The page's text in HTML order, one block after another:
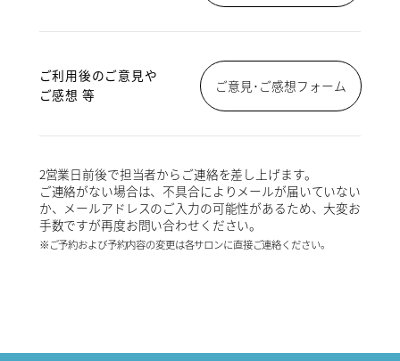
ご利用後のご意見や
ご感想 等
ご意見･ご感想フォーム
2営業日前後で担当者からご連絡を差し上げます。
ご連絡がない場合は、不具合によりメールが届いていない
か、メールアドレスのご入力の可能性があるため、大変お
手数ですが再度お問い合わせください。
※ご予約および予約内容の変更は各サロンに直接ご連絡ください。